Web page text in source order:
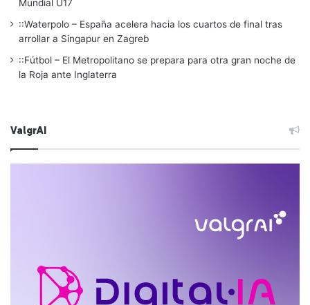
Mundial U17
::Waterpolo – España acelera hacia los cuartos de final tras
arrollar a Singapur en Zagreb
::Fútbol – El Metropolitano se prepara para otra gran noche de
la Roja ante Inglaterra
ValgrAI